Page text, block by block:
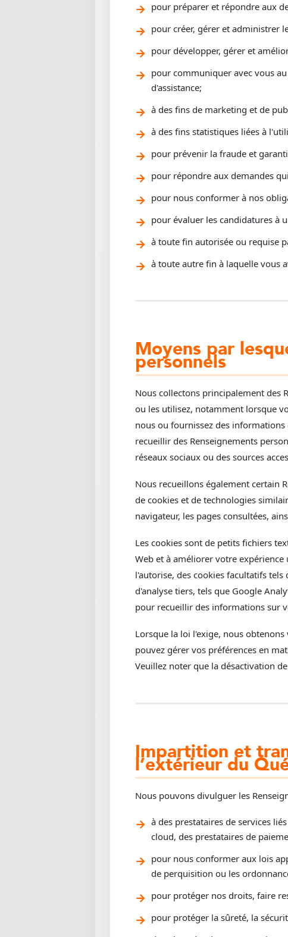
pour préparer et répondre aux
pour créer, gérer et administrer
pour développer, gérer et
pour communiquer avec vous
d'assistance;
à des fins de marketing et de
à des fins statistiques liées à
pour prévenir la fraude et
pour répondre aux demandes
pour nous conformer à nos
pour évaluer les candidatures à
à toute fin autorisée ou requise
à toute autre fin à laquelle vous
Moyens par
personnels
Nous collectons principalement des
ou les utilisez, notamment lorsque
nous ou fournissez des informations
recueillir des Renseignements
réseaux sociaux ou des sources
Nous recueillons également certain
de cookies et de technologies
navigateur, les pages consultées,
Les cookies sont de petits fichiers
Web et à améliorer votre
l'autorise, des cookies facultatifs
d'analyse tiers, tels que Google
pour recueillir des informations sur
Lorsque la loi l'exige, nous
pouvez gérer vos préférences en
Veuillez noter que la désactivation
Impartition et
l’extérieur du
Nous pouvons divulguer les
à des prestataires de services
cloud, des prestataires de
pour nous conformer aux lois
de perquisition ou les
pour protéger nos droits, faire
pour protéger la sûreté, la